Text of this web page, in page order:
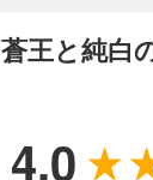
蒼王と純白
4.0